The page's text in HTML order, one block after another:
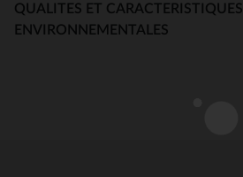
QUALITES ET CARACTERISTIQUES
ENVIRONNEMENTALES